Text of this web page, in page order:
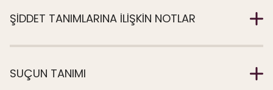
ŞIDDET TANIMLARINA ILIŞKIN NOTLAR
SUÇUN TANIMI